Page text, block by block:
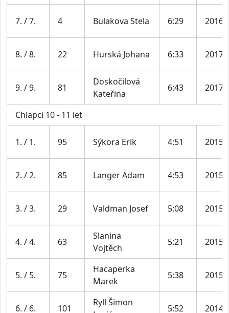
7. / 7. 4 Bulakova Stela 6:29 2016
8. / 8. 22 Hurská Johana 6:33 2017
9. / 9. 81
Doskočilová
Kateřina
6:43 2017
Chlapci 10 - 11 let
1. / 1. 95 Sýkora Erik 4:51 2015
2. / 2. 85 Langer Adam 4:53 2015
3. / 3. 29 Valdman Josef 5:08 2015
4. / 4. 63
Slanina
Vojtěch
5:21 2015
5. / 5. 75
Hacaperka
Marek
5:38 2015
6. / 6. 101
Ryll Šimon
5:52 2014